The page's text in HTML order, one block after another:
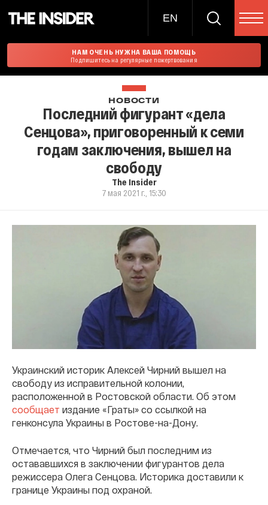
EN
НАМ ОЧЕНЬ НУЖНА ВАША ПОМОЩЬ
Подпишитесь на регулярные пожертвования
НОВОСТИ
Последний фигурант «дела
Сенцова», приговоренный к семи
годам заключения, вышел на
свободу
The Insider
7 мая 2021 г., 15:30
Украинский историк Алексей Чирний вышел на
свободу из исправительной колонии,
расположенной в Ростовской области. Об этом
сообщает издание «Граты» со ссылкой на
генконсула Украины в Ростове-на-Дону.
Отмечается, что Чирний был последним из
остававшихся в заключении фигурантов дела
режиссера Олега Сенцова. Историка доставили к
границе Украины под охраной.